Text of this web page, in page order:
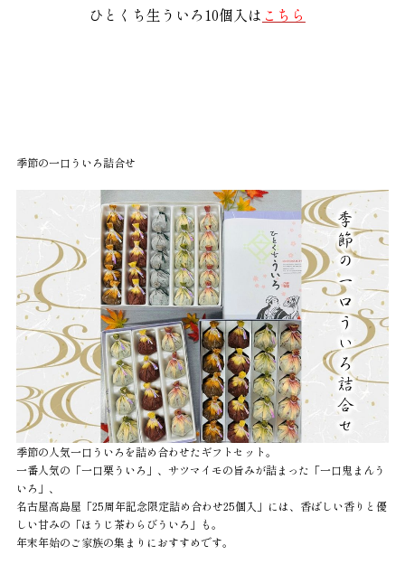
ひとくち生ういろ10個入は こちら
季節の一口ういろ詰合せ
季節の人気一口ういろを詰め合わせたギフトセット。
一番人気の「一口栗ういろ」、サツマイモの旨みが詰まった「一口鬼まんう
いろ」、
名古屋高島屋「25周年記念限定詰め合わせ25個入」には、香ばしい香りと優
しい甘みの「ほうじ茶わらびういろ」も。
年末年始のご家族の集まりにおすすめです。